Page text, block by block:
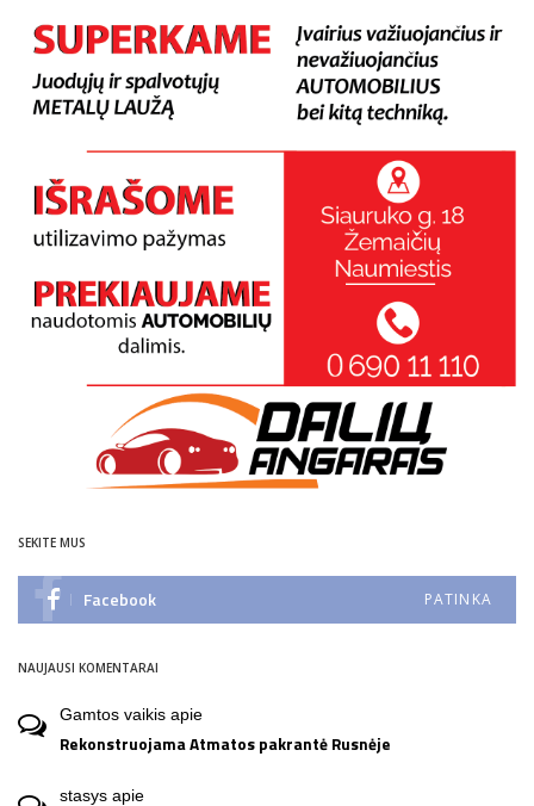
SEKITE MUS
Facebook PATINKA
NAUJAUSI KOMENTARAI
Gamtos vaikis apie
Rekonstruojama Atmatos pakrantė Rusnėje
stasys apie